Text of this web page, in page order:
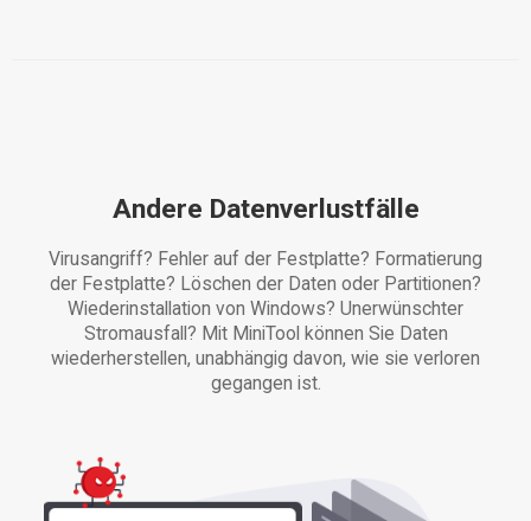
Andere Datenverlustfälle
Virusangriff? Fehler auf der Festplatte? Formatierung
der Festplatte? Löschen der Daten oder Partitionen?
Wiederinstallation von Windows? Unerwünschter
Stromausfall? Mit MiniTool können Sie Daten
wiederherstellen, unabhängig davon, wie sie verloren
gegangen ist.